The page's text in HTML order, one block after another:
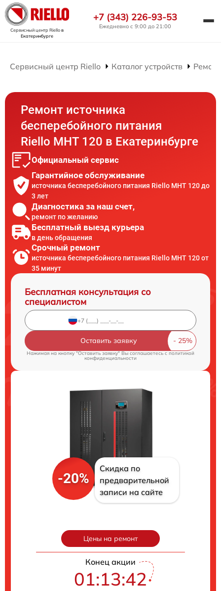
Сервисный центр Rielloв
Екатеринбурге
+7 (343) 226-93-53
Ежедневно с 9:00 до 21:00
Сервисный центр Riello Каталог устройств
Ремонт источника
бесперебойного питания
Riello MHT 120 в Екатеринбурге
Официальный сервис
Гарантийное обслуживание
источника бесперебойного питания Riello MHT 120 до
3 лет
Диагностика за наш счет,
ремонт по желанию
Бесплатный выезд курьера
в день обращения
Срочный ремонт
источника бесперебойного питания Riello MHT 120 от
35 минут
Бесплатная консультация со
специалистом
Оставить заявку
Нажимая на кнопку "Оставить заявку" Вы соглашаетесь c политикой
конфиденциальности
-20%
Скидка по
предварительной
записи на сайте
Цены на ремонт
Конец акции
01:13:41